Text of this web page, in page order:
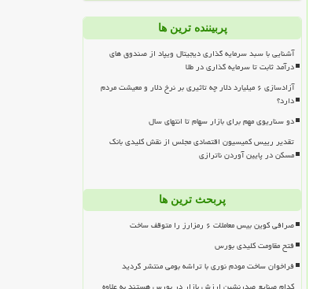
پربیننده ترین ها
آشنایی با سبد سرمایه گذاری دیجیتال ویپاد از صندوق های
درآمد ثابت تا سرمایه گذاری در طلا
آزادسازی ۶ میلیارد دلار چه تاثیری بر نرخ دلار و معیشت مردم
دارد؟
دو سناریوی مهم برای بازار سهام تا انتهای سال
تقدیر رییس کمیسیون اقتصادی مجلس از نقش کلیدی بانک
مسکن در پایین آوردن ناترازی
پربحث ترین ها
صرافی کوین بیس معاملات ۶ رمزارز را متوقف ساخت
فتح مقاومت کلیدی بورس
فراخوان ساخت مودم نوری با تراشه بومی منتشر گردید